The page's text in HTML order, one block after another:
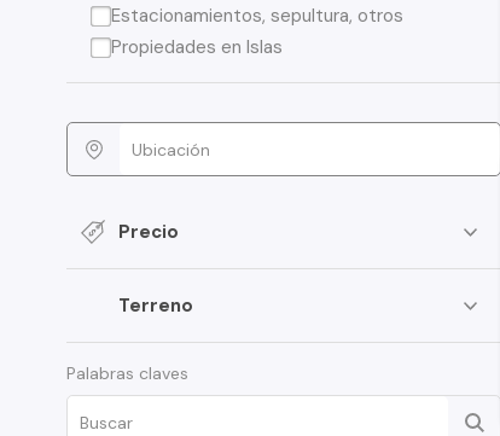
Estacionamientos, sepultura, otros
Propiedades en Islas
Precio
Terreno
Palabras claves